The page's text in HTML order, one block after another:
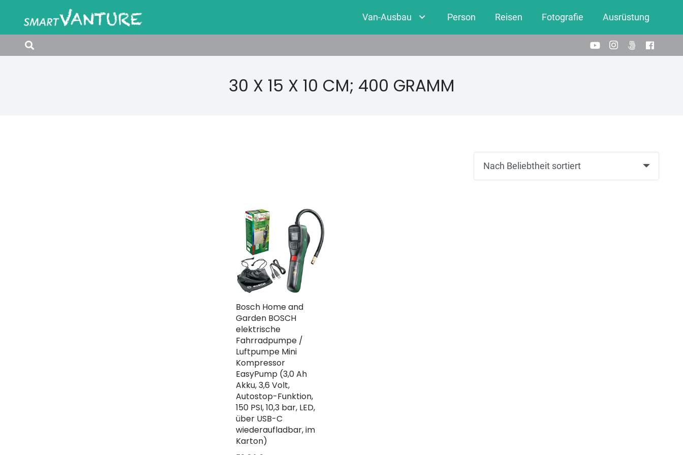
Van-Ausbau Person Reisen Fotografie Ausrüstung
‎30 X 15 X 10 CM; 400 GRAMM
Bosch Home and
Garden BOSCH
elektrische
Fahrradpumpe /
Luftpumpe Mini
Kompressor
EasyPump (3,0 Ah
Akku, 3,6 Volt,
Autostop-Funktion,
150 PSI, 10,3 bar, LED,
über USB-C
wiederaufladbar, im
Karton)